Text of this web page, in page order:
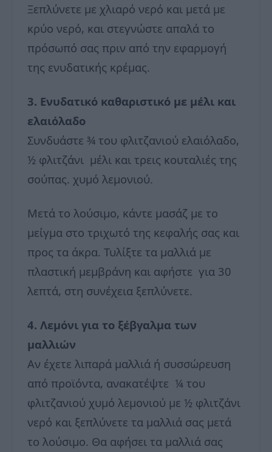
Ξεπλύνετε με χλιαρό νερό και μετά με
κρύο νερό, και στεγνώστε απαλά το
πρόσωπό σας πριν από την εφαρμογή
της ενυδατικής κρέμας.
3. Ενυδατικό καθαριστικό με μέλι και
ελαιόλαδο
Συνδυάστε ¾ του φλιτζανιού ελαιόλαδο,
½ φλιτζάνι μέλι και τρεις κουταλιές της
σούπας. χυμό λεμονιού.
Μετά το λούσιμο, κάντε μασάζ με το
μείγμα στο τριχωτό της κεφαλής σας και
προς τα άκρα. Τυλίξτε τα μαλλιά με
πλαστική μεμβράνη και αφήστε για 30
λεπτά, στη συνέχεια ξεπλύνετε.
4. Λεμόνι για το ξέβγαλμα των
μαλλιών
Αν έχετε λιπαρά μαλλιά ή συσσώρευση
από προϊόντα, ανακατέψτε ¼ του
φλιτζανιού χυμό λεμονιού με ½ φλιτζάνι
νερό και ξεπλύνετε τα μαλλιά σας μετά
το λούσιμο. Θα αφήσει τα μαλλιά σας